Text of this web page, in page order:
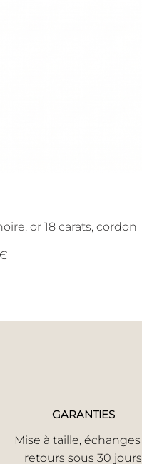
or 18 carats, cordon
GARANTIES
Mise à taille,
retours sous 30